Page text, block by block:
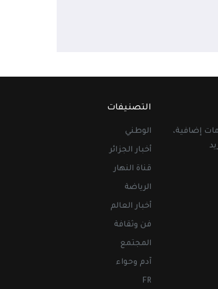
إضافية،
التصنيفات
الوطني
أخبار الجزائر
قناة النهار
الرياضة
أخبار العالم
فن وثقافة
المجتمع
آدم وحواء
FR